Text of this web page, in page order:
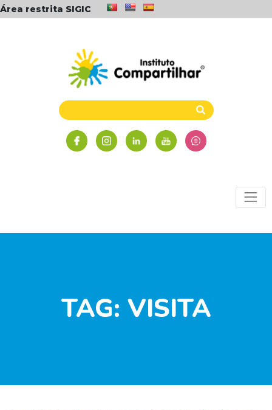
Área restrita SIGIC
TAG: VISITA